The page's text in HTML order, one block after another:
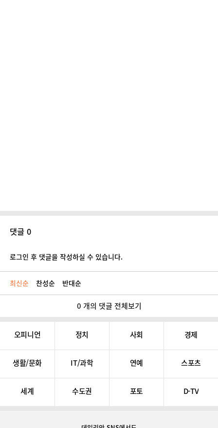
댓글 0
로그인 후 댓글을 작성하실 수 있습니다.
최신순 찬성순 반대순
0 개의 댓글 전체보기
오피니언 정치 사회 경제
생활/문화 IT/과학 연예 스포츠
세계 수도권 포토 D-TV